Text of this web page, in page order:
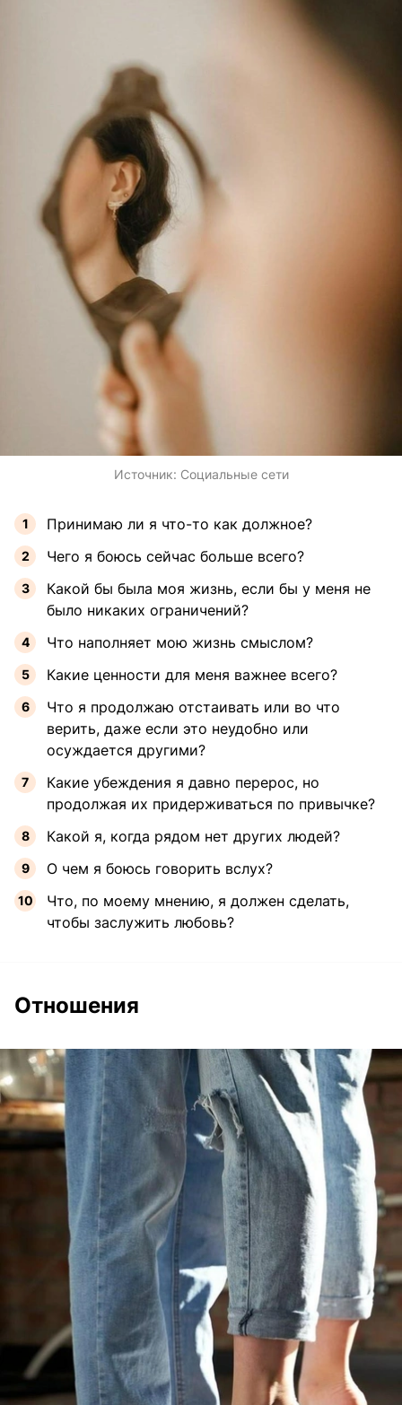
Источник: Социальные сети
Принимаю ли я что-то как должное?
Чего я боюсь сейчас больше всего?
Какой бы была моя жизнь, если бы у меня не
было никаких ограничений?
Что наполняет мою жизнь смыслом?
Какие ценности для меня важнее всего?
Что я продолжаю отстаивать или во что
верить, даже если это неудобно или
осуждается другими?
Какие убеждения я давно перерос, но
продолжая их придерживаться по привычке?
Какой я, когда рядом нет других людей?
О чем я боюсь говорить вслух?
Что, по моему мнению, я должен сделать,
чтобы заслужить любовь?
Отношения